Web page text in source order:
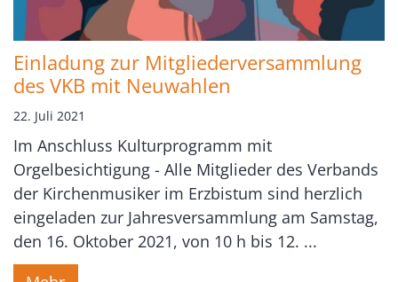
Einladung zur Mitgliederversammlung
des VKB mit Neuwahlen
22. Juli 2021
Im Anschluss Kulturprogramm mit
Orgelbesichtigung - Alle Mitglieder des Verbands
der Kirchenmusiker im Erzbistum sind herzlich
eingeladen zur Jahresversammlung am Samstag,
den 16. Oktober 2021, von 10 h bis 12. ...